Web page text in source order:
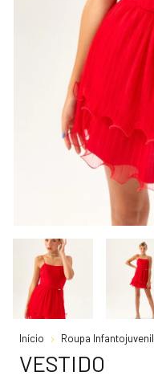
Início Roupa Infantojuvenil
VESTIDO